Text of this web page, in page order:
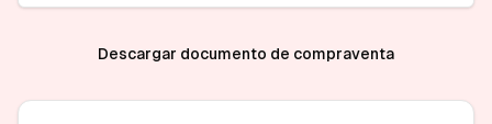
Descargar documento de compraventa